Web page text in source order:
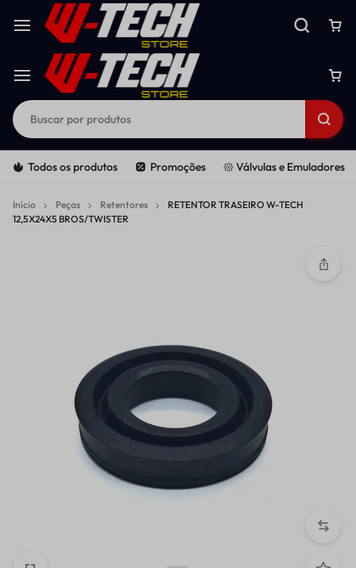
Todos os produtos Promoções 𑁍 Válvulas e Emuladores
Início Peças Retentores
RETENTOR TRASEIRO W-TECH
12,5X24X5 BROS/TWISTER